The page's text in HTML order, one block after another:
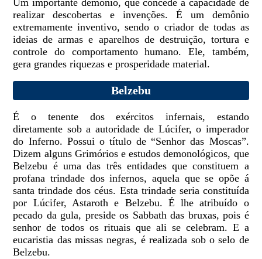
Um importante demônio, que concede a capacidade de
realizar descobertas e invenções. É um demônio
extremamente inventivo, sendo o criador de todas as
ideias de armas e aparelhos de destruição, tortura e
controle do comportamento humano. Ele, também,
gera grandes riquezas e prosperidade material.
Belzebu
É o tenente dos exércitos infernais, estando
diretamente sob a autoridade de Lúcifer, o imperador
do Inferno. Possui o título de “Senhor das Moscas”.
Dizem alguns Grimórios e estudos demonológicos, que
Belzebu é uma das três entidades que constituem a
profana trindade dos infernos, aquela que se opõe á
santa trindade dos céus. Esta trindade seria constituída
por Lúcifer, Astaroth e Belzebu. É lhe atribuído o
pecado da gula, preside os Sabbath das bruxas, pois é
senhor de todos os rituais que ali se celebram. E a
eucaristia das missas negras, é realizada sob o selo de
Belzebu.